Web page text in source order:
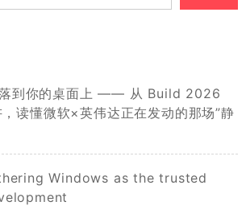
到你的桌面上 —— 从 Build 2026
读懂微软×英伟达正在发动的那场”静
Windows as the trusted